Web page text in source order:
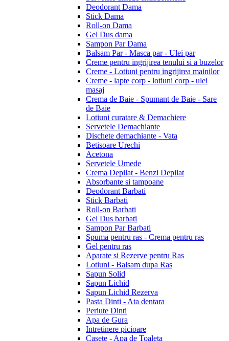
Deodorant Dama
Stick Dama
Roll-on Dama
Gel Dus dama
Sampon Par Dama
Balsam Par - Masca par - Ulei par
Creme pentru ingrijirea tenului si a buzelor
Creme - Lotiuni pentru ingrijirea mainilor
Creme - lapte corp - lotiuni corp - ulei
masaj
Crema de Baie - Spumant de Baie - Sare
de Baie
Lotiuni curatare & Demachiere
Servetele Demachiante
Dischete demachiante - Vata
Betisoare Urechi
Acetona
Servetele Umede
Crema Depilat - Benzi Depilat
Absorbante si tampoane
Deodorant Barbati
Stick Barbati
Roll-on Barbati
Gel Dus barbati
Sampon Par Barbati
Spuma pentru ras - Crema pentru ras
Gel pentru ras
Aparate si Rezerve pentru Ras
Lotiuni - Balsam dupa Ras
Sapun Solid
Sapun Lichid
Sapun Lichid Rezerva
Pasta Dinti - Ata dentara
Periute Dinti
Apa de Gura
Intretinere picioare
Casete - Apa de Toaleta